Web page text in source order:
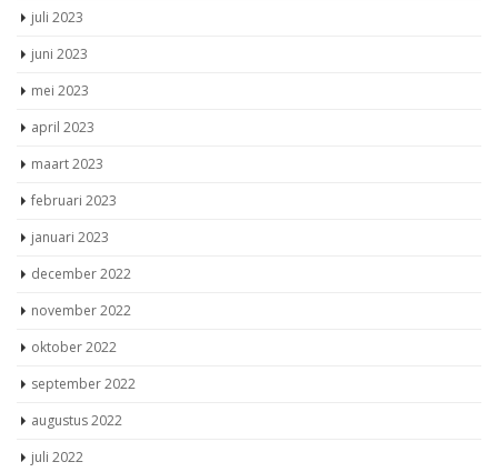
april 2023
maart 2023
februari 2023
januari 2023
december 2022
november 2022
oktober 2022
september 2022
augustus 2022
juli 2022
juni 2022
mei 2022
april 2022